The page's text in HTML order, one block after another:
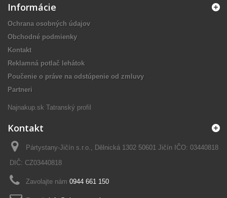
Informácie
Ochrana osobných údajov
Obchodné podmienky
Kontakt
Reklamná potlač lehátok
Poučenie o práve na odstúpenie od zmluvy
Partneri
Najnakup.sk Tatranský profil
Kontakt
Pártystany-Jičín s.r.o., Dělnická 1302 50601 Jičín IČO: 03440818
DIČ: CZ03440818
Zavolajte nám 0944 661 150